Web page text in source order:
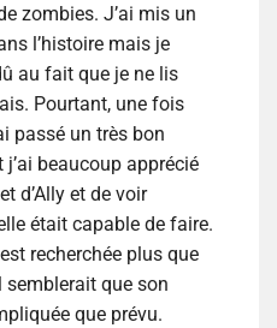
zombies. J’ai mis un
l’histoire mais je
au fait que je ne lis
Pourtant, une fois
passé un très bon
beaucoup apprécié
d’Ally et de voir
était capable de faire.
recherchée plus que
semblerait que son
que prévu.